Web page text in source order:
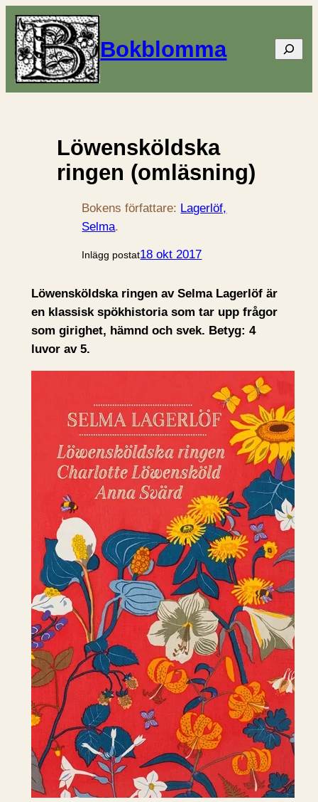
Bokblomma Sök
Löwensköldska
ringen (omläsning)
Bokens författare: Lagerlöf,
Selma.
Inlägg postat18 okt 2017
Löwensköldska ringen av Selma Lagerlöf är
en klassisk spökhistoria som tar upp frågor
som girighet, hämnd och svek. Betyg: 4
luvor av 5.